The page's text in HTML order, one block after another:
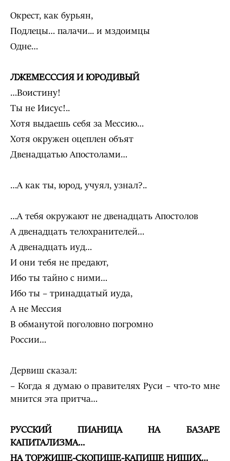
Окрест, как бурьян,
Подлецы… палачи... и мздоимцы
Одне…
ЛЖЕМЕСССИЯ И ЮРОДИВЫЙ
…Воистину!
Ты не Иисус!..
Хотя выдаешь себя за Мессию…
Хотя окружен оцеплен объят
Двенадцатью Апостолами…
…А как ты, юрод, учуял, узнал?..
…А тебя окружают не двенадцать Апостолов
А двенадцать телохранителей…
А двенадцать иуд…
И они тебя не предают,
Ибо ты тайно с ними…
Ибо ты – тринадцатый иуда,
А не Мессия
В обманутой поголовно погромно
России…
Дервиш сказал:
– Когда я думаю о правителях Руси – что-то мне
мнится эта притча…
РУССКИЙ ПИАНИЦА НА БАЗАРЕ
КАПИТАЛИЗМА…
НА ТОРЖИЩЕ-СКОПИЩЕ-КАПИЩЕ НИЩИХ…